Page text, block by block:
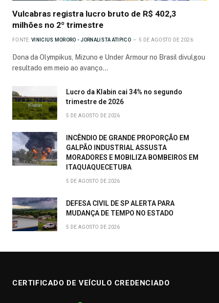
Vulcabras registra lucro bruto de R$ 402,3
milhões no 2º trimestre
FONTE: VINICIUS MORORO - JORNALISTA ATIPICO 5 DE AGOSTO DE 2026
Dona da Olympikus, Mizuno e Under Armour no Brasil divulgou
resultado em meio ao avanço…
Lucro da Klabin cai 34% no segundo
trimestre de 2026
5 DE AGOSTO DE 2026
INCÊNDIO DE GRANDE PROPORÇÃO EM
GALPÃO INDUSTRIAL ASSUSTA
MORADORES E MOBILIZA BOMBEIROS EM
ITAQUAQUECETUBA
5 DE AGOSTO DE 2026
DEFESA CIVIL DE SP ALERTA PARA
MUDANÇA DE TEMPO NO ESTADO
5 DE AGOSTO DE 2026
CERTIFICADO DE VEÍCULO CREDENCIADO